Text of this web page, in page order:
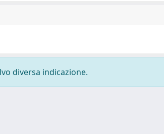
diversa indicazione.